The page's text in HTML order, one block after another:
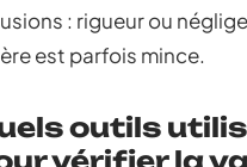
: rigueur ou
est parfois mince.
outils
vérifier la